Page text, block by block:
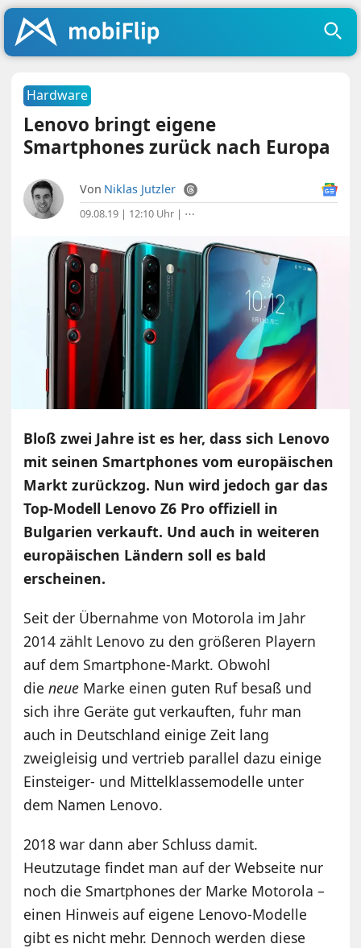
Hardware
Lenovo bringt eigene
Smartphones zurück nach Europa
Von Niklas Jutzler
09.08.19 | 12:10 Uhr | ⋯
Bloß zwei Jahre ist es her, dass sich Lenovo
mit seinen Smartphones vom europäischen
Markt zurückzog. Nun wird jedoch gar das
Top-Modell Lenovo Z6 Pro offiziell in
Bulgarien verkauft. Und auch in weiteren
europäischen Ländern soll es bald
erscheinen.
Seit der Übernahme von Motorola im Jahr
2014 zählt Lenovo zu den größeren Playern
auf dem Smartphone-Markt. Obwohl
dieneue Marke einen guten Ruf besaß und
sich ihre Geräte gut verkauften, fuhr man
auch in Deutschland einige Zeit lang
zweigleisig und vertrieb parallel dazu einige
Einsteiger- und Mittelklassemodelle unter
dem Namen Lenovo.
2018 war dann aber Schluss damit.
Heutzutage findet man auf der Webseite nur
noch die Smartphones der Marke Motorola –
einen Hinweis auf eigene Lenovo-Modelle
gibt es nicht mehr. Dennoch werden diese